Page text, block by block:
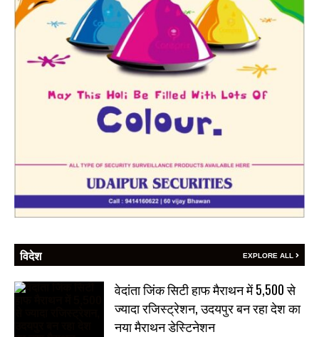
विदेश EXPLORE ALL
वेदांता जिंक सिटी हाफ मैराथन में 5,500 से
ज्यादा रजिस्ट्रेशन, उदयपुर बन रहा देश का
नया मैराथन डेस्टिनेशन